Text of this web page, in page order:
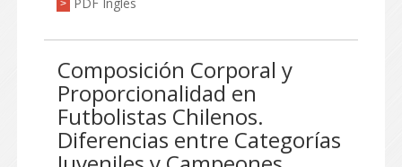
>
Composición Corporal y
Proporcionalidad en
Futbolistas Chilenos.
Diferencias entre Categorías